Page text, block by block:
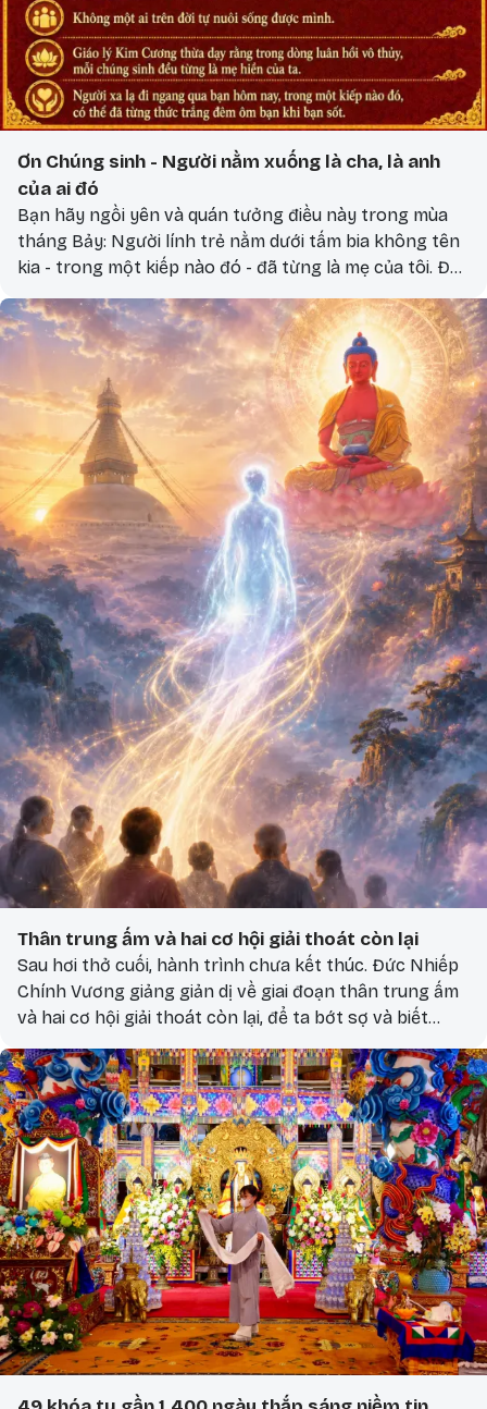
Ơn Chúng sinh - Người nằm xuống là cha, là anh
của ai đó
Bạn hãy ngồi yên và quán tưởng điều này trong mùa
tháng Bảy: Người lính trẻ nằm dưới tấm bia không tên
kia - trong một kiếp nào đó - đã từng là mẹ của tôi. Đã
từng bế tôi. Đã từng nhịn ăn cho tôi no. Và trong kiếp
này, người ấy lại một lần nữa cho tôi tất cả - cho tôi cả
mạng sống của mình, để tôi được ngồi đây, bình an
thắp một nén hương.
Thân trung ấm và hai cơ hội giải thoát còn lại
Sau hơi thở cuối, hành trình chưa kết thúc. Đức Nhiếp
Chính Vương giảng giản dị về giai đoạn thân trung ấm
và hai cơ hội giải thoát còn lại, để ta bớt sợ và biết
cách nương theo.